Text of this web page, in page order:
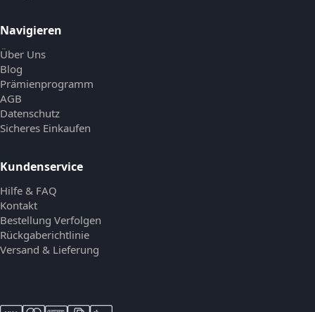
Navigieren
Über Uns
Blog
Prämienprogramm
AGB
Datenschutz
Sicheres Einkaufen
Kundenservice
Hilfe & FAQ
Kontakt
Bestellung Verfolgen
Rückgaberichtlinie
Versand & Lieferung